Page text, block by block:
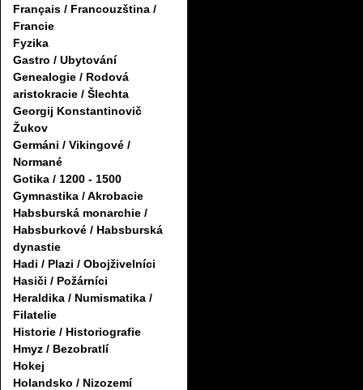
Français / Francouzština /
Francie
Fyzika
Gastro / Ubytování
Genealogie / Rodová
aristokracie / Šlechta
Georgij Konstantinovič
Žukov
Germáni / Vikingové /
Normané
Gotika / 1200 - 1500
Gymnastika / Akrobacie
Habsburská monarchie /
Habsburkové / Habsburská
dynastie
Hadi / Plazi / Obojživelníci
Hasiči / Požárníci
Heraldika / Numismatika /
Filatelie
Historie / Historiografie
Hmyz / Bezobratlí
Hokej
Holandsko / Nizozemí